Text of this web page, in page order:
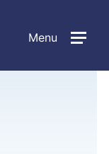
Menu